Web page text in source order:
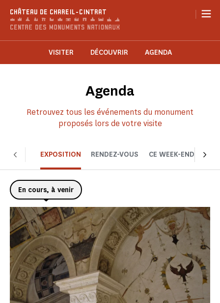
CHÂTEAU DE CHAREIL-CINTRAT |
VISITER DÉCOUVRIR AGENDA
Agenda
Retrouvez tous les événements du monument
proposés lors de votre visite
EXPOSITION RENDEZ-VOUS CE WEEK-END
En cours, à venir